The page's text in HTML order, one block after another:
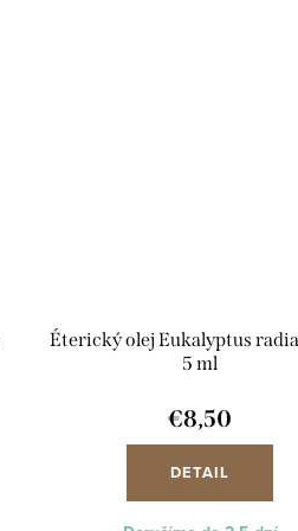
Éterický olej Eukalyptus
5 ml
€8,50
DETAIL